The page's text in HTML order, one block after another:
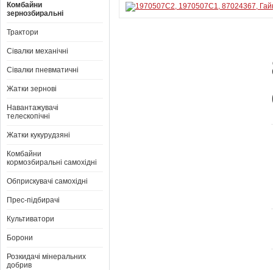
Комбайни
зернозбиральні
Трактори
Сівалки механічні
Сівалки пневматичні
Жатки зернові
Навантажувачі
телескопічні
Жатки кукурудзяні
Комбайни
кормозбиральні самохідні
Обприскувачі самохідні
Прес-підбирачі
Культиватори
Борони
Розкидачі мінеральних
добрив